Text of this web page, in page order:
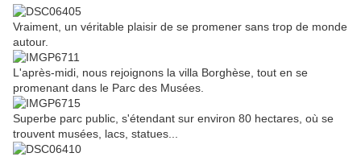
Vraiment, un véritable plaisir de se promener sans trop de monde
autour.
L'après-midi, nous rejoignons la villa Borghèse, tout en se
promenant dans le Parc des Musées.
Superbe parc public, s'étendant sur environ 80 hectares, où se
trouvent musées, lacs, statues...